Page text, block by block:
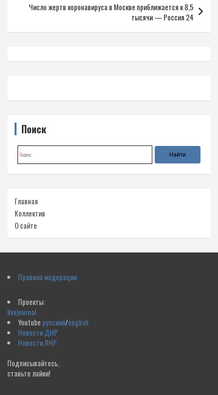
Число жертв коронавируса в Москве приближается к 8,5
тысячи — Россия 24
Поиск
Главная
Коллектив
О сайте
Правила модерации
Проекты:
livejournal
Youtube русский/english
Новости ДНР
Новости ЛНР
Подписывайтесь,
ставьте лайки!